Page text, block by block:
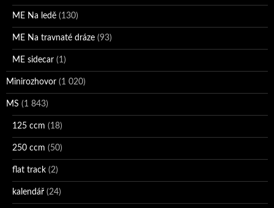
ME Na ledě (130)
ME Na travnaté dráze (93)
ME sidecar (1)
Minirozhovor (1 020)
MS (1 843)
125 ccm (18)
250 ccm (50)
flat track (2)
kalendář (24)